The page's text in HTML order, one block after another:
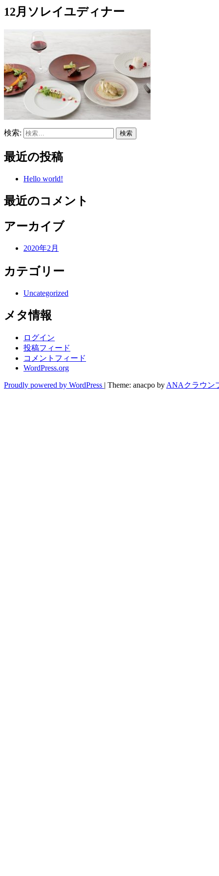
12月ソレイユディナー
検索:
最近の投稿
Hello world!
最近のコメント
アーカイブ
2020年2月
カテゴリー
Uncategorized
メタ情報
ログイン
投稿フィード
コメントフィード
WordPress.org
Proudly powered by WordPress | Theme: anacpo by ANAクラウン